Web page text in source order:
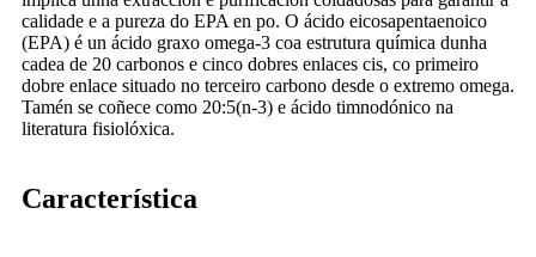
calidade e a pureza do EPA en po. O ácido eicosapentaenoico
(EPA) é un ácido graxo omega-3 coa estrutura química dunha
cadea de 20 carbonos e cinco dobres enlaces cis, co primeiro
dobre enlace situado no terceiro carbono desde o extremo omega.
Tamén se coñece como 20:5(n-3) e ácido timnodónico na
literatura fisiolóxica.
Característica